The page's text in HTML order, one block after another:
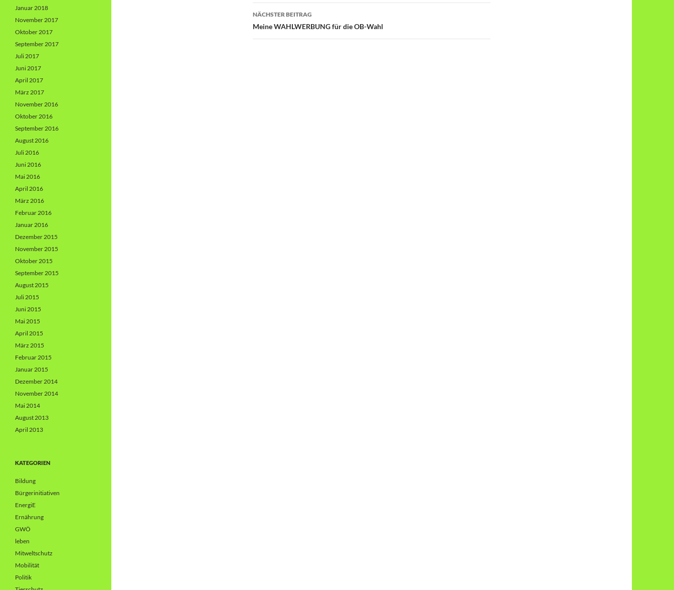
NÄCHSTER BEITRAG
Meine WAHLWERBUNG für die OB-Wahl
Januar 2018
November 2017
Oktober 2017
September 2017
Juli 2017
Juni 2017
April 2017
März 2017
November 2016
Oktober 2016
September 2016
August 2016
Juli 2016
Juni 2016
Mai 2016
April 2016
März 2016
Februar 2016
Januar 2016
Dezember 2015
November 2015
Oktober 2015
September 2015
August 2015
Juli 2015
Juni 2015
Mai 2015
April 2015
März 2015
Februar 2015
Januar 2015
Dezember 2014
November 2014
Mai 2014
August 2013
April 2013
KATEGORIEN
Bildung
Bürgerinitiativen
EnergiE
Ernährung
GWÖ
leben
Mitweltschutz
Mobilität
Politik